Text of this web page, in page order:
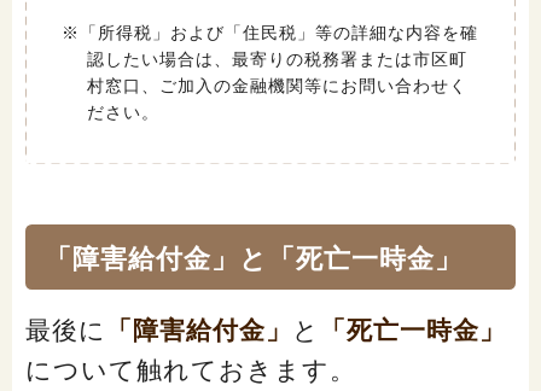
※「所得税」および「住民税」等の詳細な内容を確
認したい場合は、最寄りの税務署または市区町
村窓口、ご加入の金融機関等にお問い合わせく
ださい。
「障害給付金」と「死亡一時金」
最後に 「障害給付金」 と
「死亡一時金」
について触れておきます。